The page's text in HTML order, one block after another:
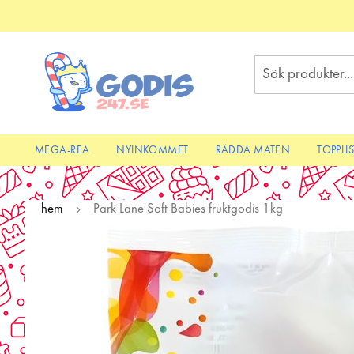
to
MEGA-REA NYINKOMMET RÄDDA MATEN
hem Park Lane Soft Babies fruktgodis 1kg